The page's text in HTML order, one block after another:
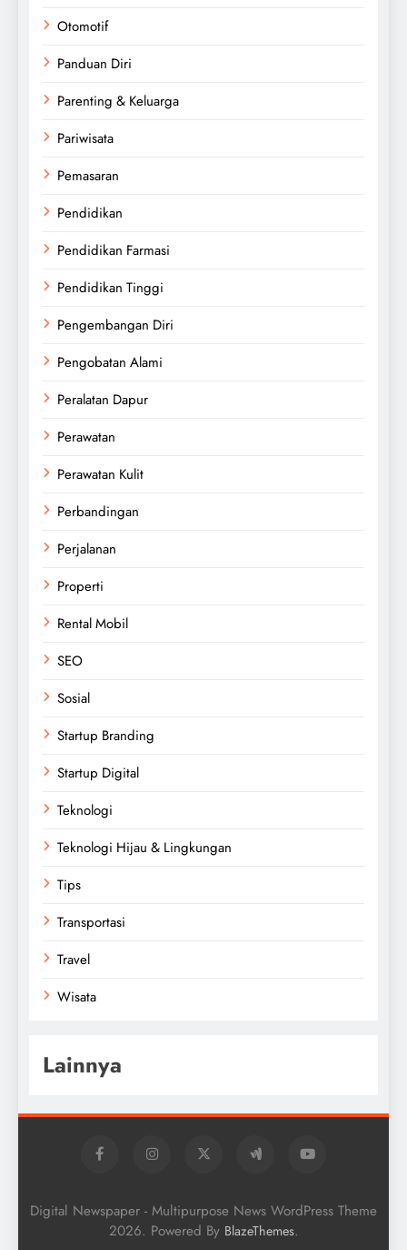
Otomotif
Panduan Diri
Parenting & Keluarga
Pariwisata
Pemasaran
Pendidikan
Pendidikan Farmasi
Pendidikan Tinggi
Pengembangan Diri
Pengobatan Alami
Peralatan Dapur
Perawatan
Perawatan Kulit
Perbandingan
Perjalanan
Properti
Rental Mobil
SEO
Sosial
Startup Branding
Startup Digital
Teknologi
Teknologi Hijau & Lingkungan
Tips
Transportasi
Travel
Wisata
Lainnya
Digital Newspaper - Multipurpose News WordPress Theme
2026. Powered By BlazeThemes.